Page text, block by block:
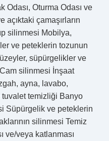
Odası, Oturma Odası ve
açıktaki çamaşırların
silinmesi Mobilya,
ve peteklerin tozunun
süpürgelikler ve
silinmesi İnşaat
ayna, lavabo,
temizliği Banyo
Süpürgelik ve peteklerin
silinmesi Temiz
ve/veya katlanması